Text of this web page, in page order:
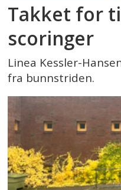
Takket for
scoringer
Linea Kessler-
fra bunnstriden.